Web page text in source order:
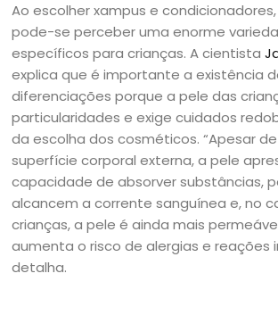
Ao escolher xampus e
pode-se perceber uma enorme
específicos para crianças. A cientista
explica que é importante a existência
diferenciações porque a pele das
particularidades e exige cuidados
da escolha dos cosméticos. “Apesar
superfície corporal externa, a pele
capacidade de absorver substâncias,
alcancem a corrente sanguínea e, no
crianças, a pele é ainda mais
aumenta o risco de alergias e reações
detalha.